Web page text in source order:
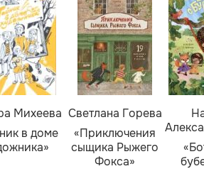
Михеева
в доме
Светлана Горева
«Приключения
сыщика Рыжего
Фокса»